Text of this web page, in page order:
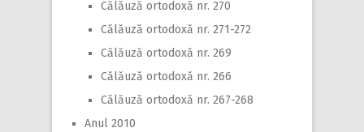
Călăuză ortodoxă nr. 270
Călăuză ortodoxă nr. 271-272
Călăuză ortodoxă nr. 269
Călăuză ortodoxă nr. 266
Călăuză ortodoxă nr. 267-268
Anul 2010